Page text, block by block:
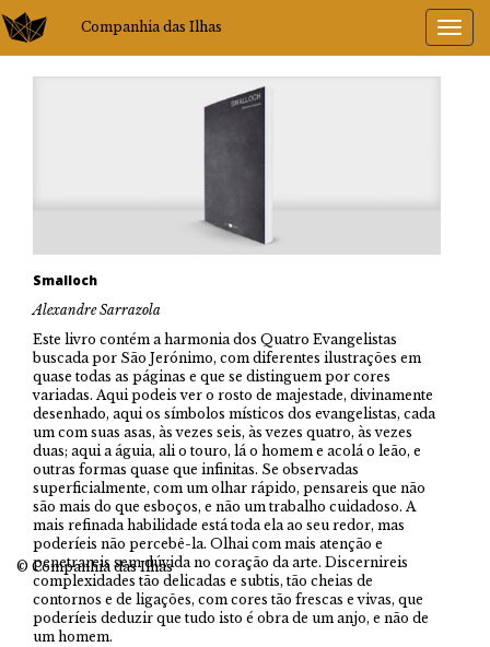
Companhia das Ilhas
Smalloch
Alexandre Sarrazola
Este livro contém a harmonia dos Quatro Evangelistas
buscada por São Jerónimo, com diferentes ilustrações em
quase todas as páginas e que se distinguem por cores
variadas. Aqui podeis ver o rosto de majestade, divinamente
desenhado, aqui os símbolos místicos dos evangelistas, cada
um com suas asas, às vezes seis, às vezes quatro, às vezes
duas; aqui a águia, ali o touro, lá o homem e acolá o leão, e
outras formas quase que infinitas. Se observadas
superficialmente, com um olhar rápido, pensareis que não
são mais do que esboços, e não um trabalho cuidadoso. A
mais refinada habilidade está toda ela ao seu redor, mas
poderíeis não percebê-la. Olhai com mais atenção e
penetrareis sem dúvida no coração da arte. Discernireis
complexidades tão delicadas e subtis, tão cheias de
contornos e de ligações, com cores tão frescas e vivas, que
poderíeis deduzir que tudo isto é obra de um anjo, e não de
um homem.
© Companhia das Ilhas